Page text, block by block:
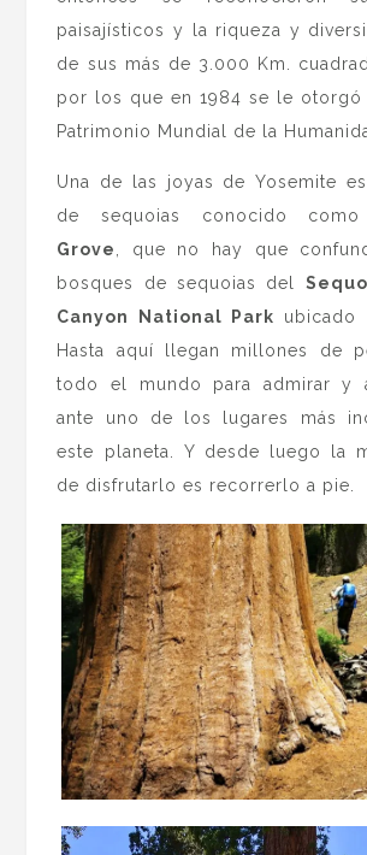
paisajísticos y la riqueza y
de sus más de 3.000 Km.
por los que en 1984 se le
Patrimonio Mundial de la
Una de las joyas de Yosemite
de sequoias conocido
Grove
, que no hay que
bosques de sequoias del
Canyon National Park ubicado
Hasta aquí llegan millones de
todo el mundo para admirar y
ante uno de los lugares más
este planeta. Y desde luego la
de disfrutarlo es recorrerlo a pie.